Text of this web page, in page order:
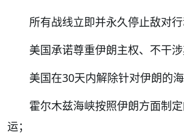
所有战线立即并永久停止敌对行
美国承诺尊重伊朗主权、不干涉
美国在30天内解除针对伊朗的海
霍尔木兹海峡按照伊朗方面制
运；